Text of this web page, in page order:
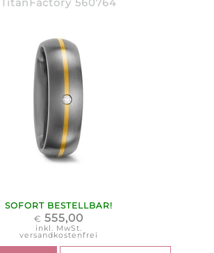
TitanFactory 560764
SOFORT BESTELLBAR!
€ 555,00
inkl. MwSt.
versandkostenfrei